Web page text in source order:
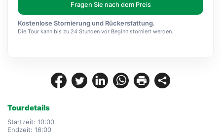
Tourdetails
Startzeit: 10:00
Endzeit: 16:00
Fragen Sie nach dem Preis
Kostenlose Stornierung und Rückerstattung.
Die Tour kann bis zu 24 Stunden vor Beginn storniert werden.